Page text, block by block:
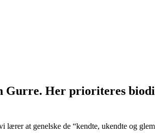
Her prioriteres
at genelske de “kendte, ukendte og